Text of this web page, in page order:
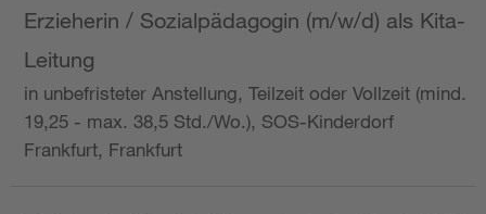
Erzieherin / Sozialpädagogin (m/w/d) als Kita-
Leitung
in unbefristeter Anstellung, Teilzeit oder Vollzeit (mind.
19,25 - max. 38,5 Std./Wo.), SOS-Kinderdorf
Frankfurt, Frankfurt